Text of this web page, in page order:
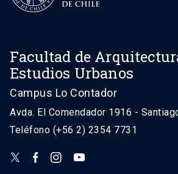
Facultad de
Estudios Urbanos
Campus Lo Contador
Avda. El Comendador 1916 -
Teléfono (+56 2) 2354 7731